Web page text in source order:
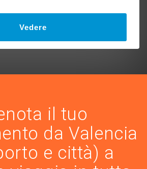
Vedere
il tuo
da Valencia
e città) a